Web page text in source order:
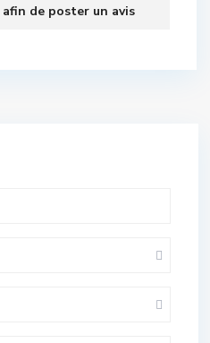
afin de poster un avis